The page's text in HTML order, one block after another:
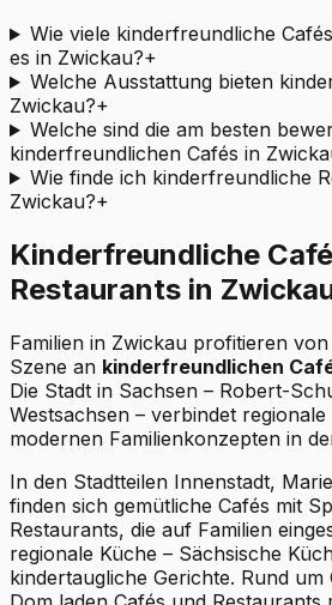
Wie viele kinderfreundliche
es in Zwickau?+
Welche Ausstattung bieten
Zwickau?+
Welche sind die am besten
kinderfreundlichen Cafés in
Wie finde ich kinderfreundliche
Zwickau?+
Kinderfreundliche
Restaurants in
Familien in Zwickau profitieren
Szene an kinderfreundlichen
Die Stadt in Sachsen – Robert-
Westsachsen – verbindet
modernen Familienkonzepten in
In den Stadtteilen Innenstadt,
finden sich gemütliche Cafés mit
Restaurants, die auf Familien
regionale Küche – Sächsische
kindertaugliche Gerichte. Rund um